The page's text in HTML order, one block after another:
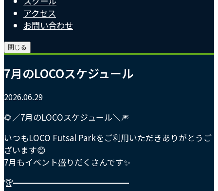
アクセス
お問い合わせ
閉じる
7月のLOCOスケジュール
2026.06.29
🌻／7月のLOCOスケジュール＼🎆
いつもLOCO Futsal Parkをご利用いただきありがとうご
ざいます😊
7月もイベント盛りだくさんです✨
🏆━━━━━━━━━━━━━━